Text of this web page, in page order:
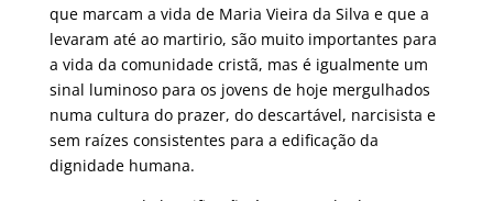
que marcam a vida de Maria Vieira da Silva e que a
levaram até ao martirio, são muito importantes para
a vida da comunidade cristã, mas é igualmente um
sinal luminoso para os jovens de hoje mergulhados
numa cultura do prazer, do descartável, narcisista e
sem raízes consistentes para a edificação da
dignidade humana.